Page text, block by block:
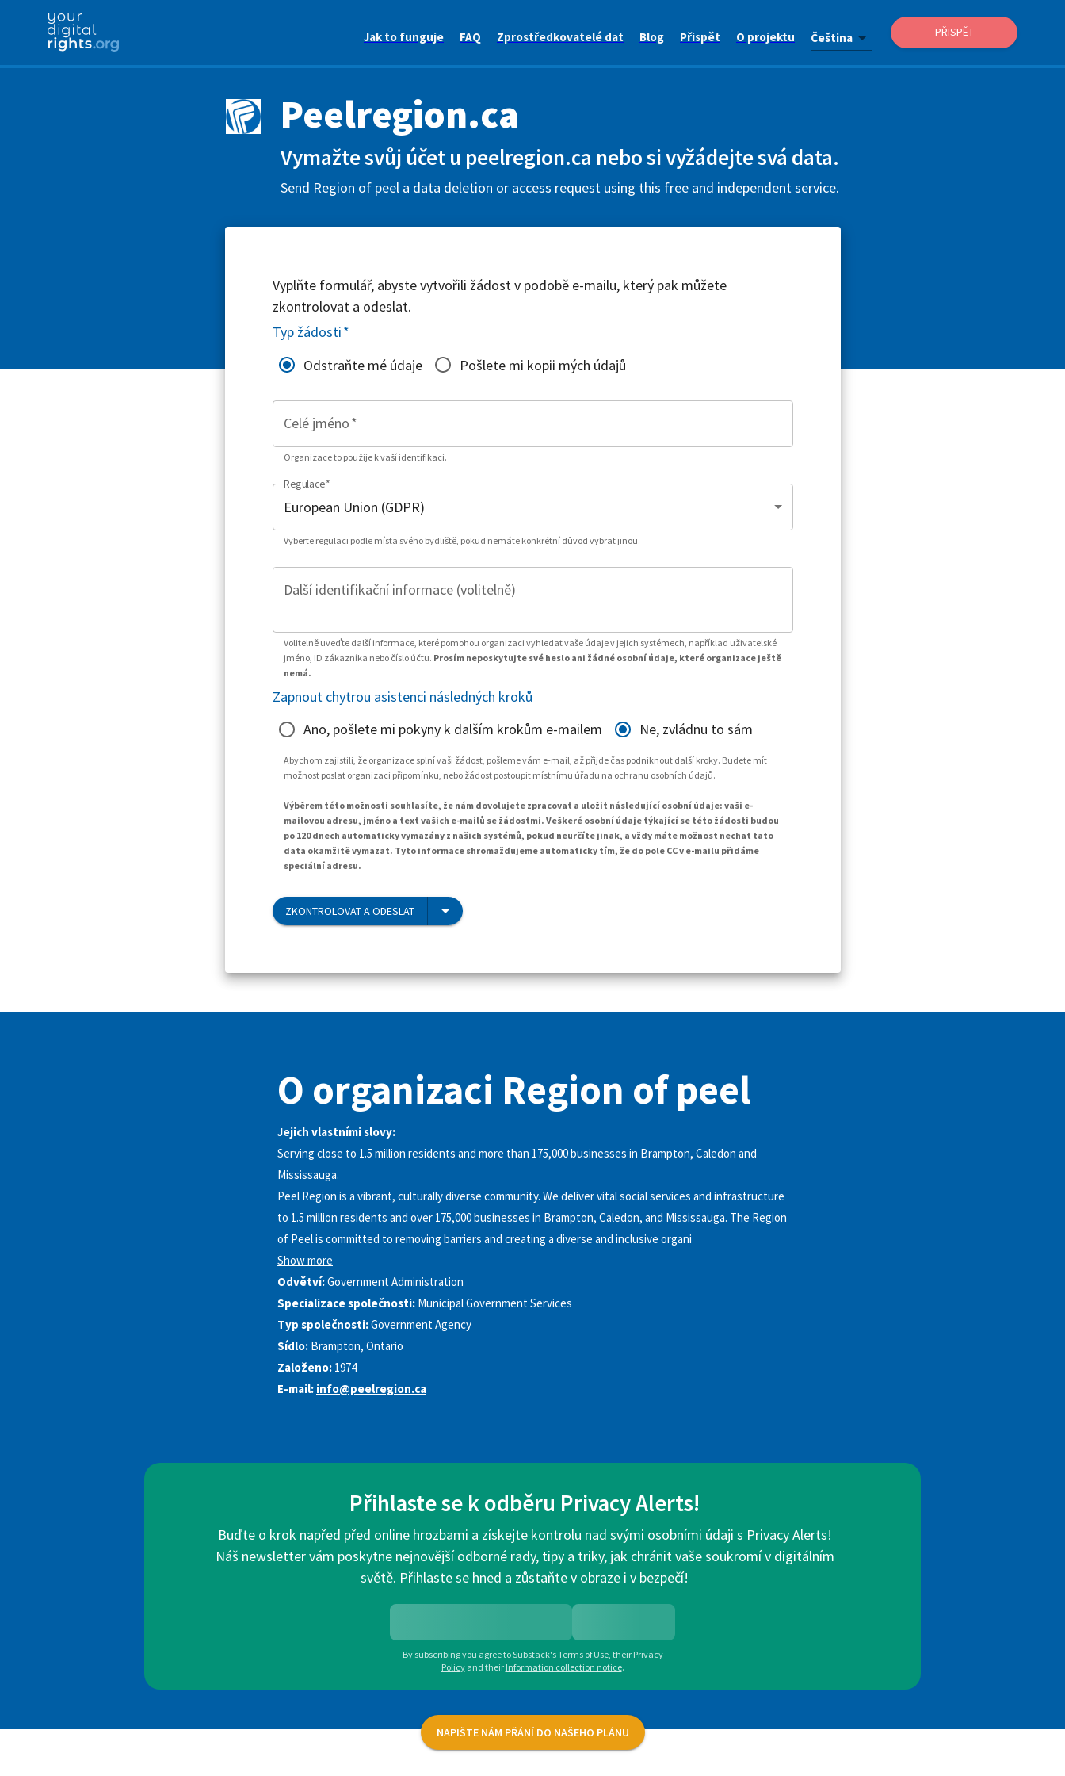
Jak to funguje FAQ Zprostředkovatelé dat Blog Přispět O projektu Čeština PŘISPĚT
Peelregion.ca
Vymažte svůj účet u peelregion.ca nebo si vyžádejte svá data.
Send Region of peel a data deletion or access request using this free and independent service.
Vyplňte formulář, abyste vytvořili žádost v podobě e-mailu, který pak můžete
zkontrolovat a odeslat.
Typ žádosti*
Odstraňte mé údaje
Pošlete mi kopii mých údajů
Celé jméno*
Organizace to použije k vaší identifikaci.
Regulace*
Vyberte regulaci podle místa svého bydliště, pokud nemáte konkrétní důvod vybrat jinou.
Další identifikační informace (volitelně)
Volitelně uveďte další informace, které pomohou organizaci vyhledat vaše údaje v jejich systémech, například uživatelské
jméno, ID zákazníka nebo číslo účtu. Prosím neposkytujte své heslo ani žádné osobní údaje, které organizace ještě
nemá.
Zapnout chytrou asistenci následných kroků
Ano, pošlete mi pokyny k dalším krokům e-mailem
Ne, zvládnu to sám
Abychom zajistili, že organizace splní vaši žádost, pošleme vám e-mail, až přijde čas podniknout další kroky. Budete mít
možnost poslat organizaci připomínku, nebo žádost postoupit místnímu úřadu na ochranu osobních údajů.
Výběrem této možnosti souhlasíte, že nám dovolujete zpracovat a uložit následující osobní údaje: vaši e-
mailovou adresu, jméno a text vašich e-mailů se žádostmi. Veškeré osobní údaje týkající se této žádosti budou
po 120 dnech automaticky vymazány z našich systémů, pokud neurčíte jinak, a vždy máte možnost nechat tato
data okamžitě vymazat. Tyto informace shromažďujeme automaticky tím, že do pole CC v e-mailu přidáme
speciální adresu.
ZKONTROLOVAT A ODESLAT
O organizaci Region of peel
Jejich vlastními slovy:
Serving close to 1.5 million residents and more than 175,000 businesses in Brampton, Caledon and
Mississauga.
Peel Region is a vibrant, culturally diverse community. We deliver vital social services and infrastructure
to 1.5 million residents and over 175,000 businesses in Brampton, Caledon, and Mississauga. The Region
of Peel is committed to removing barriers and creating a diverse and inclusive organi
Show more
Odvětví:Government Administration
Specializace společnosti: Municipal Government Services
Typ společnosti:Government Agency
Sídlo: Brampton, Ontario
Založeno: 1974
E-mail: info@peelregion.ca
Přihlaste se k odběru Privacy Alerts!
Buďte o krok napřed před online hrozbami a získejte kontrolu nad svými osobními údaji s Privacy Alerts!
Náš newsletter vám poskytne nejnovější odborné rady, tipy a triky, jak chránit vaše soukromí v digitálním
světě. Přihlaste se hned a zůstaňte v obraze i v bezpečí!
By subscribing you agree toSubstack's Terms of Use, their Privacy
Policy and their Information collection notice.
NAPIŠTE NÁM PŘÁNÍ DO NAŠEHO PLÁNU